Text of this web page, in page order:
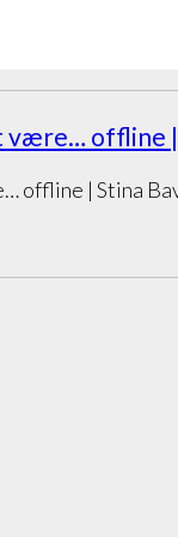
være… offline
offline | Stina